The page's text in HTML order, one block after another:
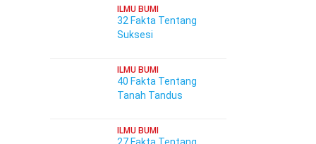
ILMU BUMI
32 Fakta Tentang
Suksesi
ILMU BUMI
40 Fakta Tentang
Tanah Tandus
ILMU BUMI